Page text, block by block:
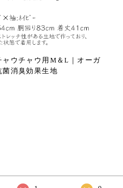
ャウチャウ用M＆L｜オーガ
消臭効果生地